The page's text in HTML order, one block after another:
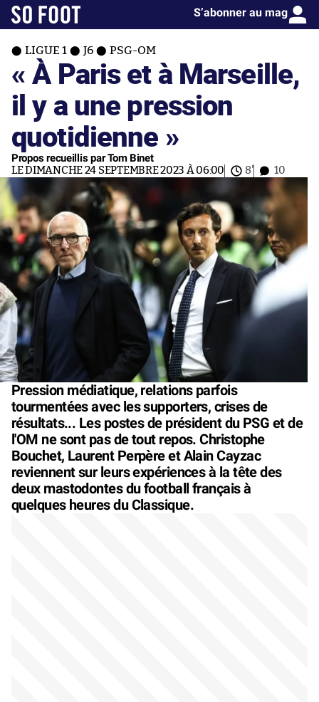
S’abonner au mag
LIGUE 1 J6 PSG-OM
« À Paris et à Marseille,
il y a une pression
quotidienne »
Propos recueillis par Tom Binet
LE DIMANCHE 24 SEPTEMBRE 2023 À 06:00 8' 10
Pression médiatique, relations parfois
tourmentées avec les supporters, crises de
résultats... Les postes de président du PSG et de
l'OM ne sont pas de tout repos. Christophe
Bouchet, Laurent Perpère et Alain Cayzac
reviennent sur leurs expériences à la tête des
deux mastodontes du football français à
quelques heures du Classique.